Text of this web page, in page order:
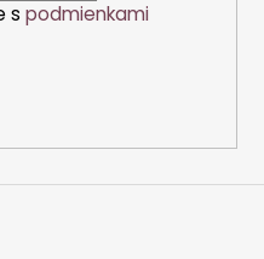
s podmienkami